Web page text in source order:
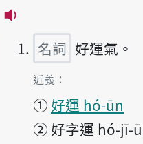
名詞 好運氣。
第1項釋義的
近義：
① 好運 hó-ūn
② 好字運 hó-jī-